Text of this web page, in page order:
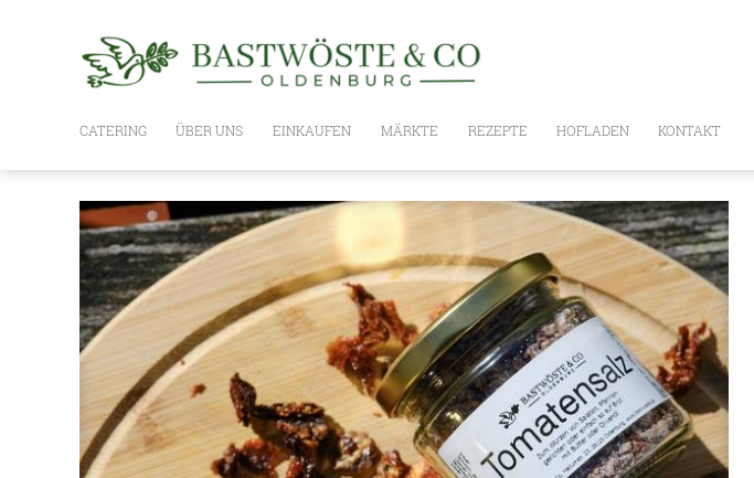
CATERING ÜBER UNS EINKAUFEN
WIE ES GEHT
UNSER SORTIMENT
PLANKE
BASTWÖSTE BOXEN,
GESCHENKSETS UND GUTSCHEINE
OLIVENÖLE
NUSSÖLE
ESSIG
MÄRKTE REZEPTE HOFLADEN KONTAKT